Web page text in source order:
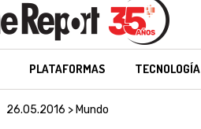
PLATAFORMAS TECNOLOGÍA
26.05.2016 > Mundo